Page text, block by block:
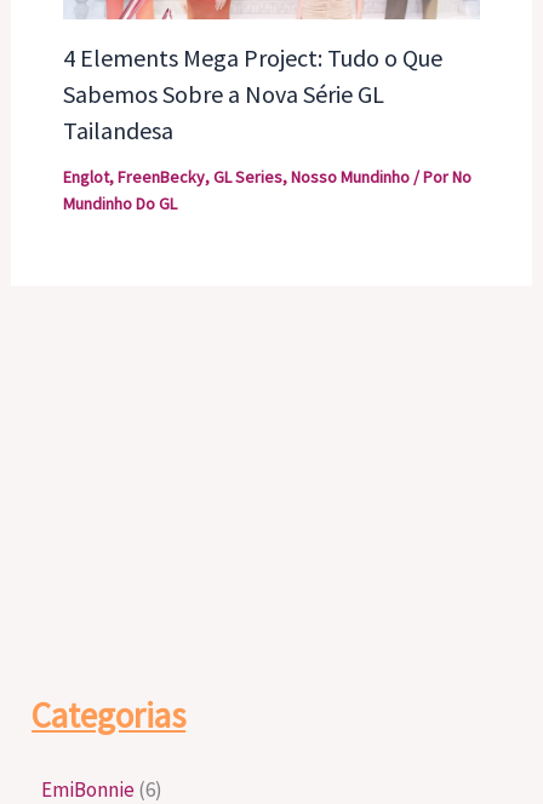
4 Elements Mega Project: Tudo o Que
Sabemos Sobre a Nova Série GL
Tailandesa
Englot,FreenBecky,GL Series,Nosso Mundinho/ PorNo
Mundinho Do GL
Categorias
EmiBonnie(6)